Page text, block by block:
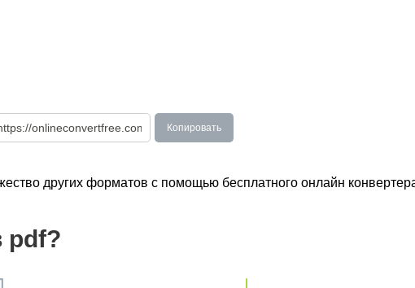
Копировать
других форматов с помощью бесплатного онлайн
pdf?